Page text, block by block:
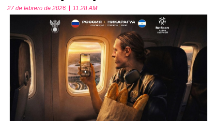
27 de febrero de 2026 11:28 AM